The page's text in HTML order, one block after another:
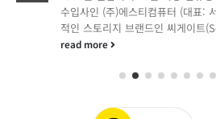
수입사인 (주)에스티컴퓨터 (대표:
적인 스토리지 브랜드인 씨게이트
read more